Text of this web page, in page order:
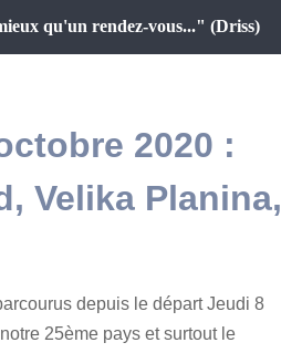
qu'un rendez-vous..." (Driss)
2020 :
Velika Planina,
depuis le départ Jeudi 8
25ème pays et surtout le